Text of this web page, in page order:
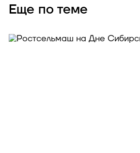
Еще по теме